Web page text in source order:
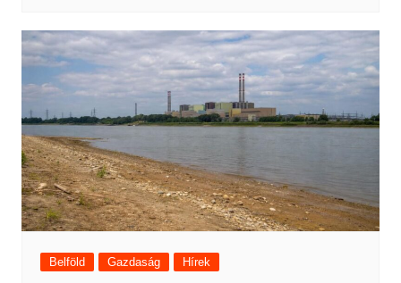
Belföld Gazdaság Hírek